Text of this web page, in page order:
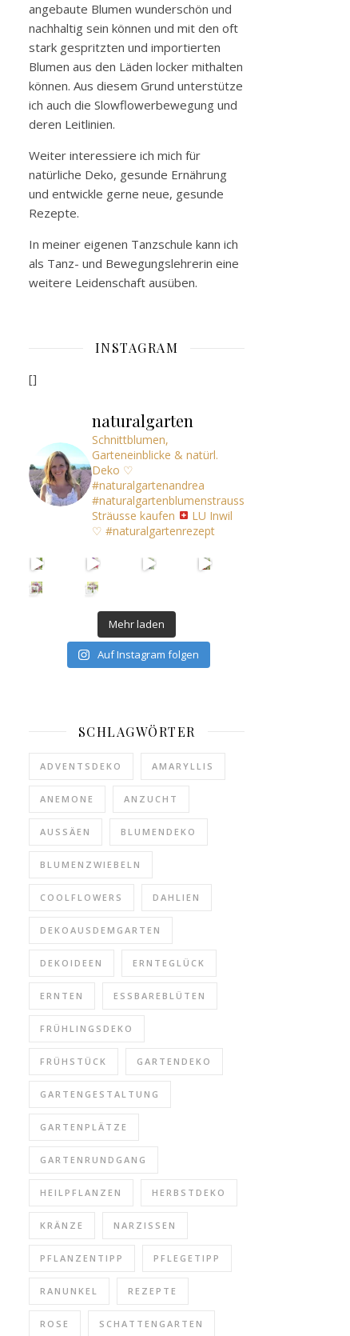
angebaute Blumen wunderschön und
nachhaltig sein können und mit den oft
stark gespritzten und importierten
Blumen aus den Läden locker mithalten
können. Aus diesem Grund unterstütze
ich auch die Slowflowerbewegung und
deren Leitlinien.
Weiter interessiere ich mich für
natürliche Deko, gesunde Ernährung
und entwickle gerne neue, gesunde
Rezepte.
In meiner eigenen Tanzschule kann ich
als Tanz- und Bewegungslehrerin eine
weitere Leidenschaft ausüben.
INSTAGRAM
[]
naturalgarten
Schnittblumen,
Garteneinblicke & natürl.
Deko ♡
#naturalgartenandrea
#naturalgartenblumenstrauss
Sträusse kaufen
LU Inwil
♡ #naturalgartenrezept
Mehr laden
Auf Instagram folgen
SCHLAGWÖRTER
ADVENTSDEKO AMARYLLIS
ANEMONE ANZUCHT
AUSSÄEN BLUMENDEKO
BLUMENZWIEBELN
COOLFLOWERS DAHLIEN
DEKOAUSDEMGARTEN
DEKOIDEEN ERNTEGLÜCK
ERNTEN ESSBAREBLÜTEN
FRÜHLINGSDEKO
FRÜHSTÜCK GARTENDEKO
GARTENGESTALTUNG
GARTENPLÄTZE
GARTENRUNDGANG
HEILPFLANZEN HERBSTDEKO
KRÄNZE NARZISSEN
PFLANZENTIPP PFLEGETIPP
RANUNKEL REZEPTE
ROSE SCHATTENGARTEN